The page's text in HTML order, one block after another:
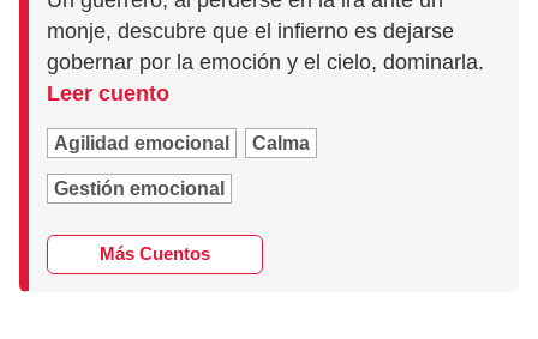
monje, descubre que el infierno es dejarse
gobernar por la emoción y el cielo, dominarla.
Leer cuento
Agilidad emocional Calma
Gestión emocional
Más Cuentos